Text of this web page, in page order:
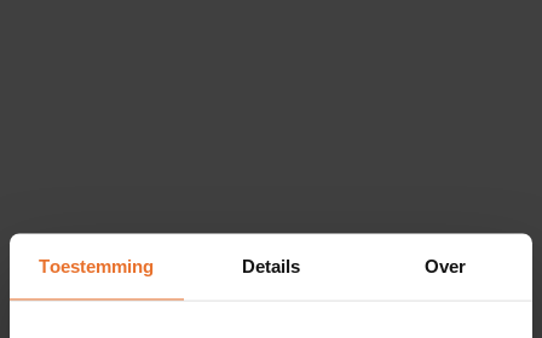
Toestemming Details Over